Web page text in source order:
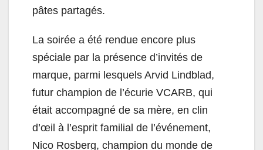
pâtes partagés.
La soirée a été rendue encore plus
spéciale par la présence d’invités de
marque, parmi lesquels Arvid Lindblad,
futur champion de l’écurie VCARB, qui
était accompagné de sa mère, en clin
d’œil à l’esprit familial de l’événement,
Nico Rosberg, champion du monde de